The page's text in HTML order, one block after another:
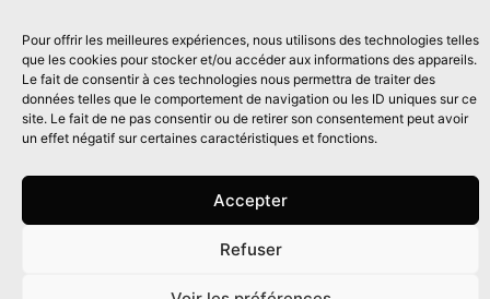
Pour offrir les meilleures expériences, nous utilisons des technologies telles
que les cookies pour stocker et/ou accéder aux informations des appareils.
Le fait de consentir à ces technologies nous permettra de traiter des
données telles que le comportement de navigation ou les ID uniques sur ce
site. Le fait de ne pas consentir ou de retirer son consentement peut avoir
un effet négatif sur certaines caractéristiques et fonctions.
Accepter
Refuser
Maison d’édition soutenue par la DRAC Auvergne-Rhône-
Alpes et la Région Auvergne-Rhône-Alpes dans le cadre du
Contrat de filière Livre 2024